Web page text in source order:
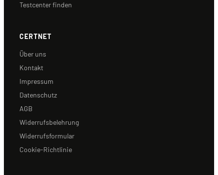
Testcenter finden
CERTNET
Über uns
Kontakt
Impressum
Datenschutz
AGB
Widerrufsbelehrung
Widerrufsformular
Cookie-Richtlinie